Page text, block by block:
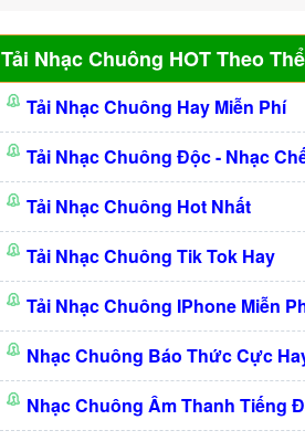
Tải Nhạc Chuông HOT Theo
Tải Nhạc Chuông Hay Miễn Phí
Tải Nhạc Chuông Độc - Nhạc
Tải Nhạc Chuông Hot Nhất
Tải Nhạc Chuông Tik Tok Hay
Tải Nhạc Chuông IPhone Miễn
Nhạc Chuông Báo Thức Cực
Nhạc Chuông Âm Thanh Tiếng